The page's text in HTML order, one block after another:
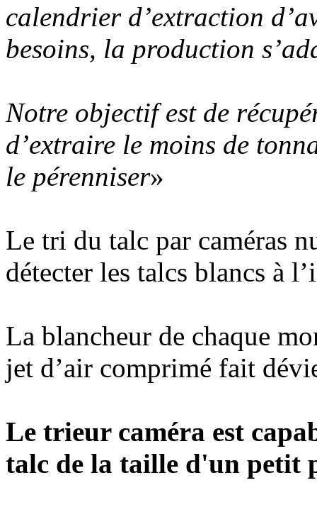
calendrier d’extraction
besoins, la production
Notre objectif est de
d’extraire le moins de
le pérenniser»
Le tri du talc par caméras
détecter les talcs blancs à
La blancheur de chaque
jet d’air comprimé fait
Le trieur caméra est
talc de la taille d'un petit